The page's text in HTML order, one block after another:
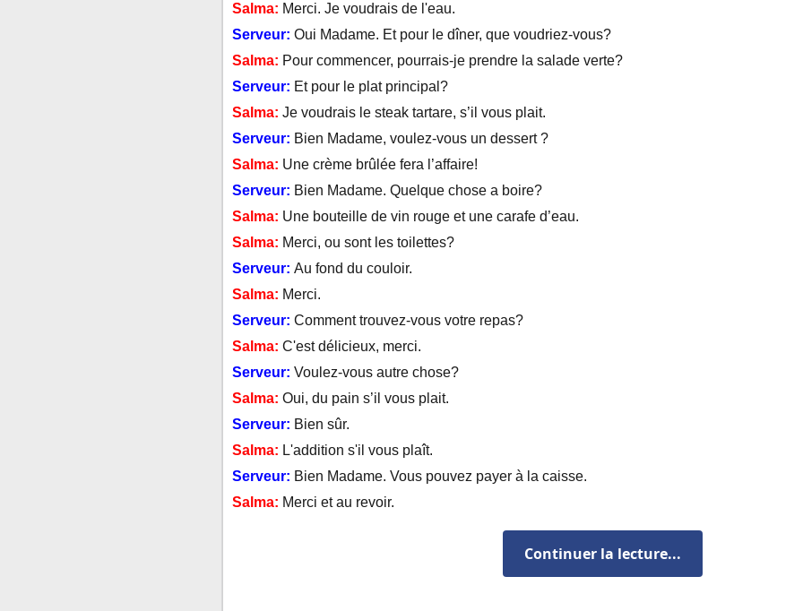
Salma: Merci. Je voudrais de l'eau.
Serveur: Oui Madame. Et pour le dîner, que voudriez-vous?
Salma: Pour commencer, pourrais-je prendre la salade verte?
Serveur: Et pour le plat principal?
Salma: Je voudrais le steak tartare, s’il vous plait.
Serveur: Bien Madame, voulez-vous un dessert ?
Salma: Une crème brûlée fera l’affaire!
Serveur: Bien Madame. Quelque chose a boire?
Salma: Une bouteille de vin rouge et une carafe d’eau.
Salma: Merci, ou sont les toilettes?
Serveur: Au fond du couloir.
Salma: Merci.
Serveur: Comment trouvez-vous votre repas?
Salma: C'est délicieux, merci.
Serveur: Voulez-vous autre chose?
Salma: Oui, du pain s’il vous plait.
Serveur: Bien sûr.
Salma: L'addition s'il vous plaît.
Serveur: Bien Madame. Vous pouvez payer à la caisse.
Salma: Merci et au revoir.
Continuer la lecture...